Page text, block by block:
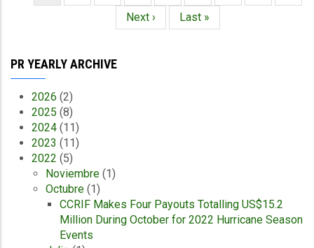
actual
Siguiente
página
Next ›
Última
página
Last »
PR YEARLY ARCHIVE
2026 (2)
2025 (8)
2024 (11)
2023 (11)
2022 (5)
Noviembre (1)
Octubre (1)
CCRIF Makes Four Payouts Totalling US$15.2
Million During October for 2022 Hurricane Season
Events